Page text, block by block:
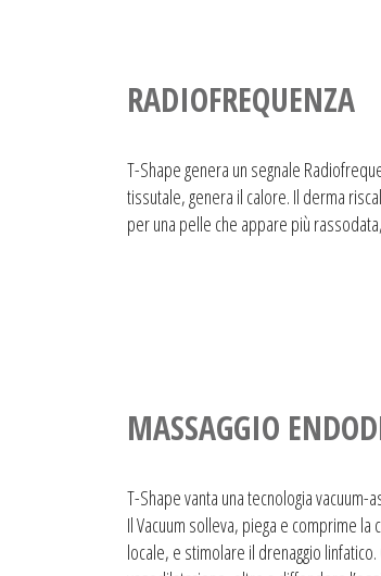
RADIOFREQUENZA
T-Shape genera un segnale
tissutale, genera il calore. Il derma
per una pelle che appare più
MASSAGGIO
T-Shape vanta una tecnologia
Il Vacuum solleva, piega e comprime
locale, e stimolare il drenaggio